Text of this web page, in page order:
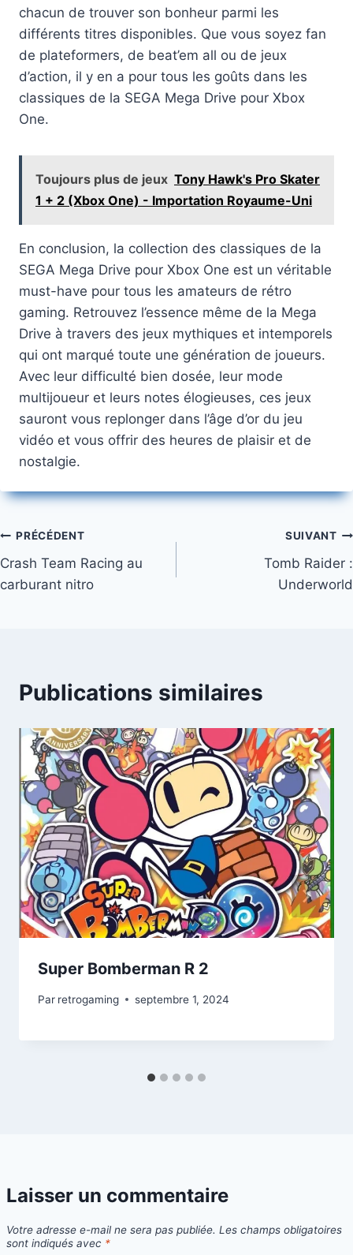
chacun de trouver son bonheur parmi les
différents titres disponibles. Que vous soyez fan
de plateformers, de beat’em all ou de jeux
d’action, il y en a pour tous les goûts dans les
classiques de la SEGA Mega Drive pour Xbox
One.
Toujours plus de jeux Tony Hawk's Pro Skater
1 + 2 (Xbox One) - Importation Royaume-Uni
En conclusion, la collection des classiques de la
SEGA Mega Drive pour Xbox One est un véritable
must-have pour tous les amateurs de rétro
gaming. Retrouvez l’essence même de la Mega
Drive à travers des jeux mythiques et intemporels
qui ont marqué toute une génération de joueurs.
Avec leur difficulté bien dosée, leur mode
multijoueur et leurs notes élogieuses, ces jeux
sauront vous replonger dans l’âge d’or du jeu
vidéo et vous offrir des heures de plaisir et de
nostalgie.
Navigation
de
PRÉCÉDENT
Crash Team Racing au
carburant nitro
SUIVANT
Tomb Raider :
Underworld
Publications similaires
Super Bomberman R 2
Par retrogaming septembre 1, 2024
Laisser un commentaire
Votre adresse e-mail ne sera pas publiée. Les champs obligatoires
sont indiqués avec *